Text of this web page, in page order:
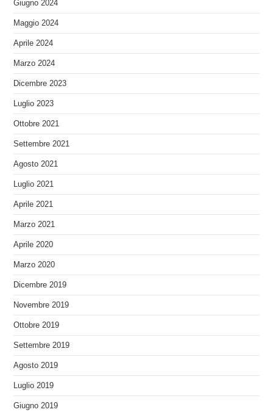
Giugno 2024
Maggio 2024
Aprile 2024
Marzo 2024
Dicembre 2023
Luglio 2023
Ottobre 2021
Settembre 2021
Agosto 2021
Luglio 2021
Aprile 2021
Marzo 2021
Aprile 2020
Marzo 2020
Dicembre 2019
Novembre 2019
Ottobre 2019
Settembre 2019
Agosto 2019
Luglio 2019
Giugno 2019